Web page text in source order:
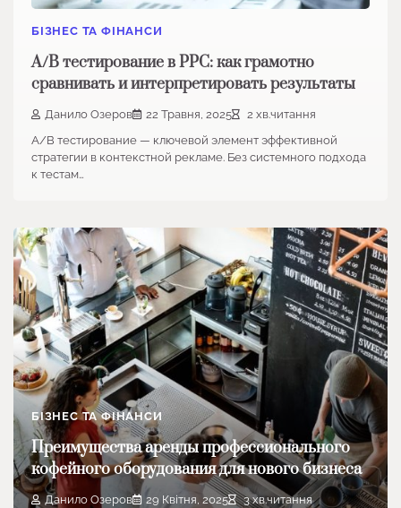
БІЗНЕС ТА ФІНАНСИ
A/B тестирование в PPC: как грамотно
сравнивать и интерпретировать результаты
Данило Озеров 22 Травня, 2025
2 хв.читання
A/B тестирование — ключевой элемент эффективной
стратегии в контекстной рекламе. Без системного подхода
к тестам…
БІЗНЕС ТА ФІНАНСИ
Преимущества аренды профессионального
кофейного оборудования для нового бизнеса
Данило Озеров 29 Квітня, 2025
3 хв.читання